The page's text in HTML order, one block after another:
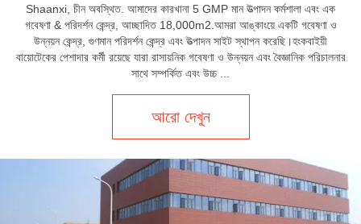
Shaanxi, চীন অবস্থিত. আমাদের কারখানা 5 GMP মান উত্পাদন কর্মশালা এবং এক
গবেষণা & পরিদর্শন কেন্দ্র, আচ্ছাদিত 18,000m2.আমরা আঙ্কাংয়ে একটি গবেষণা ও
উন্নয়ন কেন্দ্র, গুণমান পরিদর্শন কেন্দ্র এবং উত্পাদন সাইট স্থাপন করেছি।হংকবাইয়ী
বায়োটেকের পেশাদার কর্মী রয়েছে যারা রাসায়নিক গবেষণা ও উন্নয়ন এবং বৈজ্ঞানিক পরিচালনার
সাথে সম্পর্কিত এবং উচ্চ ...
আরো দেখুন